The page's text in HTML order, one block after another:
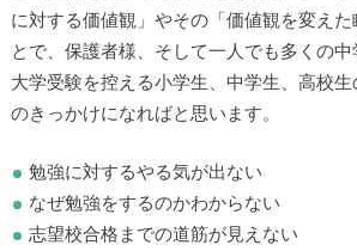
に対する価値観」やその「価値観を変えた
とで、保護者様、そして一人でも多くの中
大学受験を控える小学生、中学生、高校
のきっかけになればと思います。
勉強に対するやる気が出ない
なぜ勉強をするのかわからない
志望校合格までの道筋が見えない